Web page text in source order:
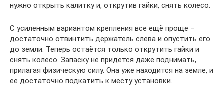
нужно открыть калитку и, открутив гайки, снять колесо.
С усиленным вариантом крепления все ещё проще –
достаточно отвинтить держатель слева и опустить его
до земли. Теперь остаётся только открутить гайки и
снять колесо. Запаску не придется даже поднимать,
прилагая физическую силу. Она уже находится на земле, и
ее достаточно подкатить к месту установки.